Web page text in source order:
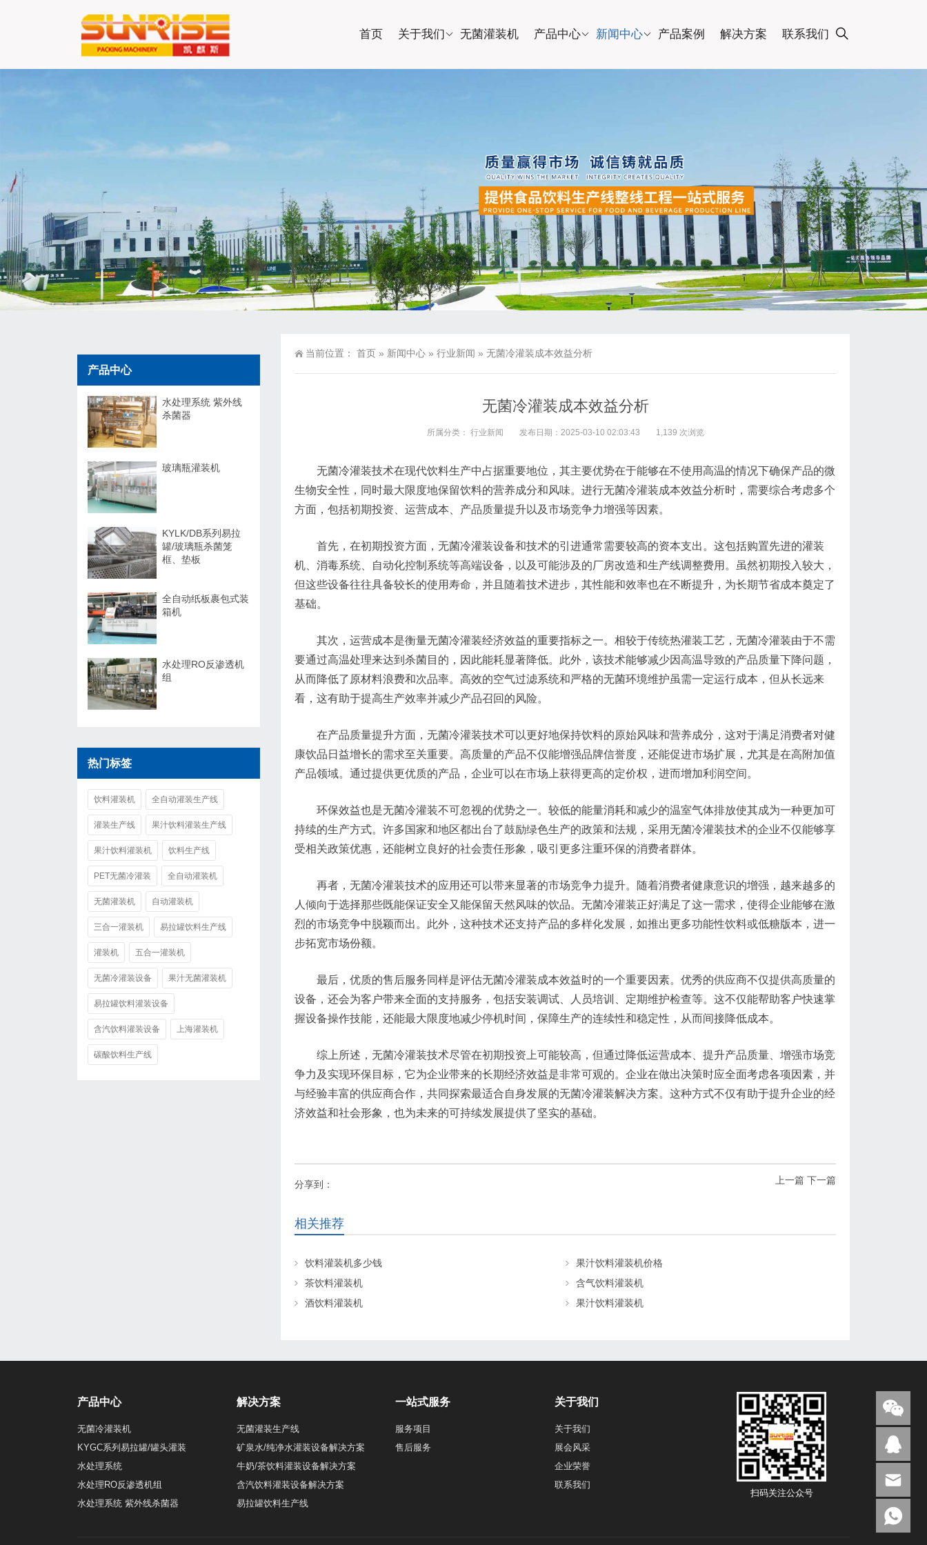
首页 关于我们 无菌灌装机 产品中心 新闻中心 产品案例 解决方案 联系我们
当前位置： 首页 » 新闻中心 » 行业新闻 » 无菌冷灌装成本效益分析
无菌冷灌装成本效益分析
所属分类： 行业新闻 发布日期：2025-03-10 02:03:43 1,139 次浏览
无菌冷灌装技术在现代饮料生产中占据重要地位，其主要优势在于能够在不使用高温的情况下确保产品的微
生物安全性，同时最大限度地保留饮料的营养成分和风味。进行无菌冷灌装成本效益分析时，需要综合考虑多个
方面，包括初期投资、运营成本、产品质量提升以及市场竞争力增强等因素。
首先，在初期投资方面，无菌冷灌装设备和技术的引进通常需要较高的资本支出。这包括购置先进的灌装
机、消毒系统、自动化控制系统等高端设备，以及可能涉及的厂房改造和生产线调整费用。虽然初期投入较大，
但这些设备往往具备较长的使用寿命，并且随着技术进步，其性能和效率也在不断提升，为长期节省成本奠定了
基础。
其次，运营成本是衡量无菌冷灌装经济效益的重要指标之一。相较于传统热灌装工艺，无菌冷灌装由于不需
要通过高温处理来达到杀菌目的，因此能耗显著降低。此外，该技术能够减少因高温导致的产品质量下降问题，
从而降低了原材料浪费和次品率。高效的空气过滤系统和严格的无菌环境维护虽需一定运行成本，但从长远来
看，这有助于提高生产效率并减少产品召回的风险。
在产品质量提升方面，无菌冷灌装技术可以更好地保持饮料的原始风味和营养成分，这对于满足消费者对健
康饮品日益增长的需求至关重要。高质量的产品不仅能增强品牌信誉度，还能促进市场扩展，尤其是在高附加值
产品领域。通过提供更优质的产品，企业可以在市场上获得更高的定价权，进而增加利润空间。
环保效益也是无菌冷灌装不可忽视的优势之一。较低的能量消耗和减少的温室气体排放使其成为一种更加可
持续的生产方式。许多国家和地区都出台了鼓励绿色生产的政策和法规，采用无菌冷灌装技术的企业不仅能够享
受相关政策优惠，还能树立良好的社会责任形象，吸引更多注重环保的消费者群体。
再者，无菌冷灌装技术的应用还可以带来显著的市场竞争力提升。随着消费者健康意识的增强，越来越多的
人倾向于选择那些既能保证安全又能保留天然风味的饮品。无菌冷灌装正好满足了这一需求，使得企业能够在激
烈的市场竞争中脱颖而出。此外，这种技术还支持产品的多样化发展，如推出更多功能性饮料或低糖版本，进一
步拓宽市场份额。
最后，优质的售后服务同样是评估无菌冷灌装成本效益时的一个重要因素。优秀的供应商不仅提供高质量的
设备，还会为客户带来全面的支持服务，包括安装调试、人员培训、定期维护检查等。这不仅能帮助客户快速掌
握设备操作技能，还能最大限度地减少停机时间，保障生产的连续性和稳定性，从而间接降低成本。
综上所述，无菌冷灌装技术尽管在初期投资上可能较高，但通过降低运营成本、提升产品质量、增强市场竞
争力及实现环保目标，它为企业带来的长期经济效益是非常可观的。企业在做出决策时应全面考虑各项因素，并
与经验丰富的供应商合作，共同探索最适合自身发展的无菌冷灌装解决方案。这种方式不仅有助于提升企业的经
济效益和社会形象，也为未来的可持续发展提供了坚实的基础。
上一篇 下一篇
分享到：
相关推荐
饮料灌装机多少钱
果汁饮料灌装机价格
茶饮料灌装机
含气饮料灌装机
酒饮料灌装机
果汁饮料灌装机
产品中心
水处理系统 紫外线
杀菌器
玻璃瓶灌装机
KYLK/DB系列易拉
罐/玻璃瓶杀菌笼
框、垫板
全自动纸板裹包式装
箱机
水处理RO反渗透机
组
热门标签
饮料灌装机 全自动灌装生产线
灌装生产线 果汁饮料灌装生产线
果汁饮料灌装机 饮料生产线
PET无菌冷灌装 全自动灌装机
无菌灌装机 自动灌装机
三合一灌装机 易拉罐饮料生产线
灌装机 五合一灌装机
无菌冷灌装设备 果汁无菌灌装机
易拉罐饮料灌装设备
含汽饮料灌装设备 上海灌装机
碳酸饮料生产线
产品中心
无菌冷灌装机
KYGC系列易拉罐/罐头灌装
水处理系统
水处理RO反渗透机组
水处理系统 紫外线杀菌器
解决方案
无菌灌装生产线
矿泉水/纯净水灌装设备解决方案
牛奶/茶饮料灌装设备解决方案
含汽饮料灌装设备解决方案
易拉罐饮料生产线
一站式服务
服务项目
售后服务
关于我们
关于我们
展会风采
企业荣誉
联系我们
扫码关注公众号